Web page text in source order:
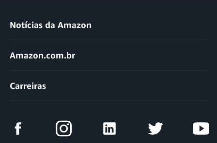
Notícias da Amazon
Amazon.com.br
Carreiras